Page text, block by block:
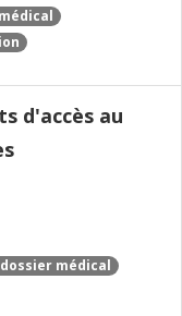
d'accès au
médical